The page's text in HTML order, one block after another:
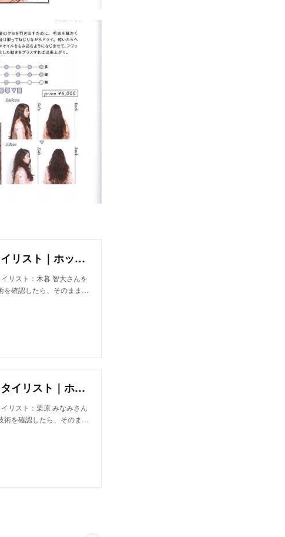
木暮 智大｜ブロック(bloc)の美容師・スタイリスト｜ホットペッパービューティー
リスト：木暮 智大さんを
を確認したら、そのまま…
栗原 みなみ｜ブロック(bloc)の美容師・スタイリスト｜ホットペッパービューティー
リスト：栗原 みなみさん
術を確認したら、そのま…